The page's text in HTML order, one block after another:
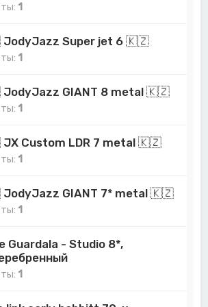
1
Super jet 6 🇰🇿
1
GIANT 8 metal 🇰🇿
1
Custom LDR 7 metal 🇰🇿
1
GIANT 7* metal 🇰🇿
1
Guardala - Studio 8*,
1